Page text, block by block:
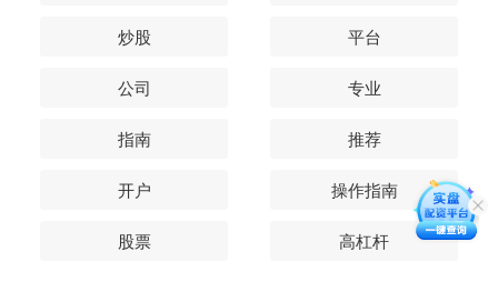
炒股 平台
公司 专业
指南 推荐
开户 操作指南
股票 高杠杆